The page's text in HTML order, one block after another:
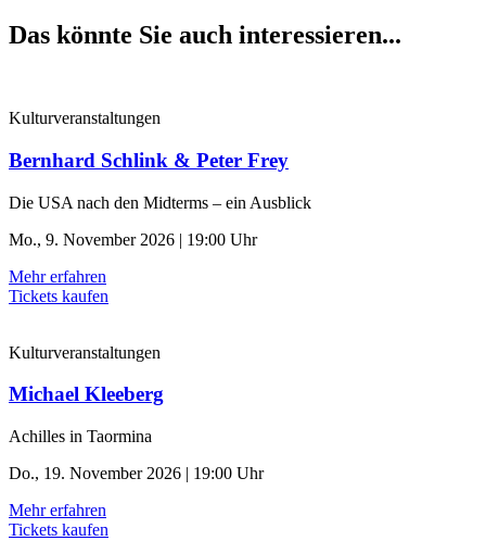
Das könnte Sie auch interessieren...
Kulturveranstaltungen
Bernhard Schlink & Peter Frey
Die USA nach den Midterms – ein Ausblick
Mo., 9. November 2026 | 19:00 Uhr
Mehr erfahren
Tickets kaufen
Kulturveranstaltungen
Michael Kleeberg
Achilles in Taormina
Do., 19. November 2026 | 19:00 Uhr
Mehr erfahren
Tickets kaufen